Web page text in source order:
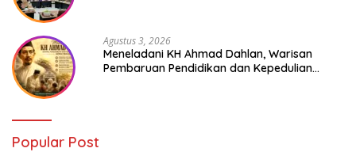
Agustus 3, 2026
Meneladani KH Ahmad Dahlan, Warisan
Pembaruan Pendidikan dan Kepedulian
Popular Post